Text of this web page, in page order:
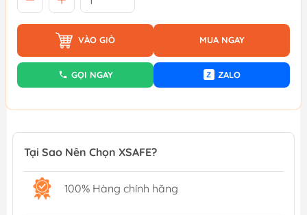
VÀO GIỎ MUA NGAY
GỌI NGAY Z ZALO
Tại Sao Nên Chọn XSAFE?
100% Hàng chính hãng